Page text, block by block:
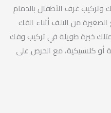
غرف الأطفال بالدمام
من التلف أثناء الفك
خبرة طويلة في تركيب وفك
أو كلاسيكية، مع الحرص على